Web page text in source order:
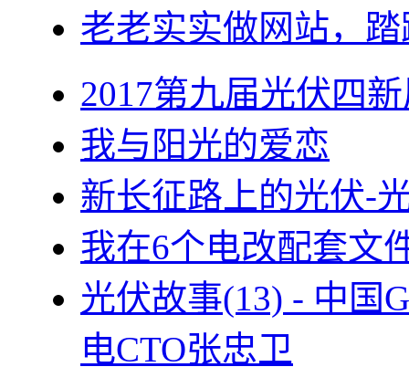
老老实实做网站，
2017第九届光伏四
我与阳光的爱恋
新长征路上的光伏-
我在6个电改配套文
光伏故事(13) - 中国
电CTO张忠卫